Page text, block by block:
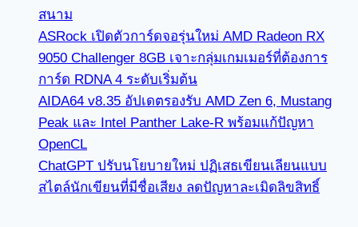
สนาม
ASRock เปิดตัวการ์ดจอรุ่นใหม่ AMD Radeon RX
9050 Challenger 8GB เจาะกลุ่มเกมเมอร์ที่ต้องการ
การ์ด RDNA 4 ระดับเริ่มต้น
AIDA64 v8.35 อัปเดตรองรับ AMD Zen 6, Mustang
Peak และ Intel Panther Lake-R พร้อมแก้ปัญหา
OpenCL
ChatGPT ปรับนโยบายใหม่ ปฏิเสธเขียนเลียนแบบ
สไตล์นักเขียนที่มีชื่อเสียง ลดปัญหาละเมิดลิขสิทธิ์